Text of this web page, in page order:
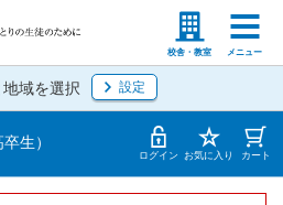
校舎・教室 メニュー
高等学校の先生
域を選択 設定
生）
ログイン お気に入り カート